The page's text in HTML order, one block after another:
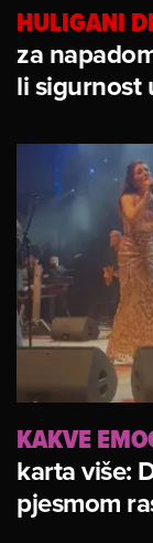
HULIGANI
za
li sigurnost
KAKVE
karta više:
pjesmom